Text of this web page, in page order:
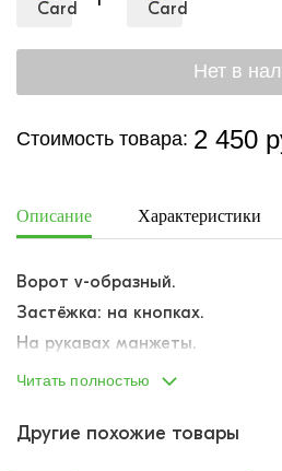
Стоимость товара: 2 450
Описание Характеристики
Ворот v-образный.
Застёжка: на кнопках.
На рукавах манжеты.
Внутренний оверлок.
сердечки, олени, звезды).
Читать полностью
Другие похожие товары